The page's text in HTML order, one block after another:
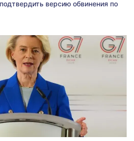
версию обвинения по